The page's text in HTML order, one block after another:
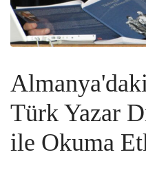
Türk Yazar
ile Okuma